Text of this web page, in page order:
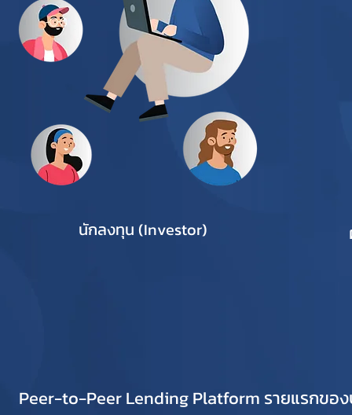
นักลงทุน (Investor)
Peer-to-Peer Lending Platform รายแรกของ